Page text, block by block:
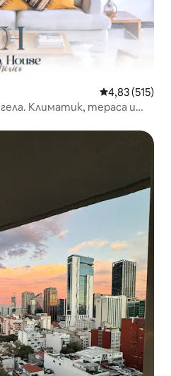
Средна
4,83 (515)
Климатик, тераса и